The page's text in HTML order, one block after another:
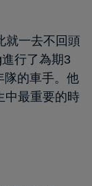
就一去不回頭
行了為期3
隊的車手。他
中最重要的時